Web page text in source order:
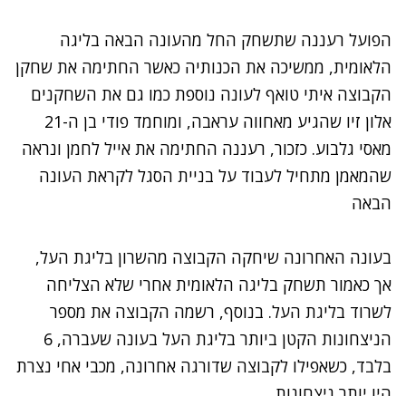
הפועל רעננה שתשחק החל מהעונה הבאה בליגה
הלאומית, ממשיכה את הכנותיה כאשר החתימה את שחקן
הקבוצה איתי טואף לעונה נוספת כמו גם את השחקנים
אלון זיו שהגיע מאחווה עראבה, ומוחמד פודי בן ה-21
מאסי גלבוע. כזכור, רעננה החתימה את אייל לחמן ונראה
שהמאמן מתחיל לעבוד על בניית הסגל לקראת העונה
הבאה
בעונה האחרונה שיחקה הקבוצה מהשרון בליגת העל,
אך כאמור תשחק בליגה הלאומית אחרי שלא הצליחה
לשרוד בליגת העל. בנוסף, רשמה הקבוצה את מספר
הניצחונות הקטן ביותר בליגת העל בעונה שעברה, 6
בלבד, כשאפילו לקבוצה שדורגה אחרונה, מכבי אחי נצרת